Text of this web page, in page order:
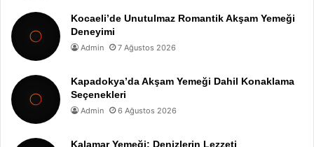
Kocaeli’de Unutulmaz Romantik Akşam Yemeği
Deneyimi
Admin 7 Ağustos 2026
Kapadokya’da Akşam Yemeği Dahil Konaklama
Seçenekleri
Admin 6 Ağustos 2026
Kalamar Yemeği: Denizlerin Lezzeti